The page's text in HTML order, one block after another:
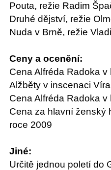
Pouta, režie Radim
Druhé dějství, režie
Nuda v Brně, režie
Ceny a ocenění:
Cena Alfréda Radoka
Alžběty v inscenaci
Cena Alfréda Radoka
Cena za hlavní ženský
roce 2009
Jiné:
Určitě jednou poletí do